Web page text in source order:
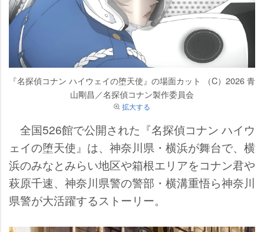
『名探偵コナン ハイウェイの堕天使』の場面カット （C）2026 青
山剛昌／名探偵コナン製作委員会
拡大する
全国526館で公開された『名探偵コナン ハイウ
ェイの堕天使』は、神奈川県・横浜が舞台で、横
浜のみなとみらい地区や箱根エリアをコナン君
萩原千速、神奈川県警の警部・横溝重悟ら神奈川
県警が大活躍するストーリー。